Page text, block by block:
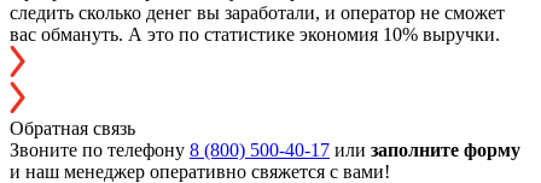
следить сколько денег вы заработали, и оператор не сможет
вас обмануть. А это по статистике экономия 10% выручки.
Обратная связь
Звоните по телефону 8 (800) 500-40-17 или заполните форму
и наш менеджер оперативно свяжется с вами!